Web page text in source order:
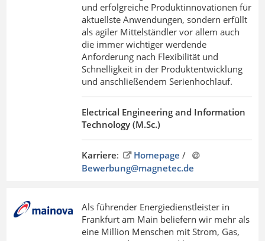
und erfolgreiche Produktinnovationen für
aktuellste Anwendungen, sondern erfüllt
als agiler Mittelständler vor allem auch
die immer wichtiger werdende
Anforderung nach Flexibilität und
Schnelligkeit in der Produktentwicklung
und anschließendem Serienhochlauf.
Electrical Engineering and Information
Technology (M.Sc.)
Karriere: Homepage /
Bewerbung@magnetec.de
Als führender Energiedienstleister in
Frankfurt am Main beliefern wir mehr als
eine Million Menschen mit Strom, Gas,